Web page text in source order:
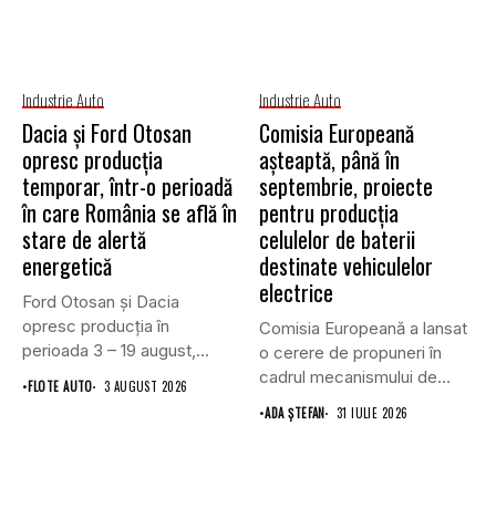
Industrie Auto
Dacia și Ford Otosan
opresc producția
temporar, într-o perioadă
în care România se află în
stare de alertă
energetică
Ford Otosan și Dacia
opresc producția în
perioada 3 – 19 august,...
•FLOTE AUTO 3 AUGUST 2026
Industrie Auto
Comisia Europeană
așteaptă, până în
septembrie, proiecte
pentru producția
celulelor de baterii
destinate vehiculelor
electrice
Comisia Europeană a lansat
o cerere de propuneri în
cadrul mecanismului de...
•ADA ȘTEFAN 31 IULIE 2026